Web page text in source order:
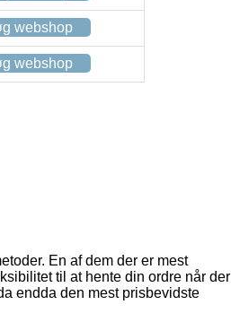
webshop
webshop
En af dem der er mest
til at hente din ordre når der
endda den mest prisbevidste